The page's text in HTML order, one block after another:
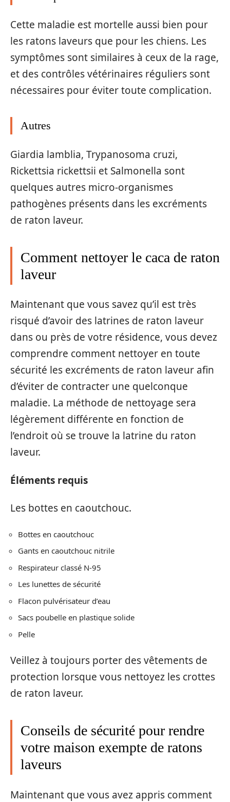
Cette maladie est mortelle aussi bien pour
les ratons laveurs que pour les chiens. Les
symptômes sont similaires à ceux de la rage,
et des contrôles vétérinaires réguliers sont
nécessaires pour éviter toute complication.
Autres
Giardia lamblia, Trypanosoma cruzi,
Rickettsia rickettsii et Salmonella sont
quelques autres micro-organismes
pathogènes présents dans les excréments
de raton laveur.
Comment nettoyer le caca de raton
laveur
Maintenant que vous savez qu’il est très
risqué d’avoir des latrines de raton laveur
dans ou près de votre résidence, vous devez
comprendre comment nettoyer en toute
sécurité les excréments de raton laveur afin
d’éviter de contracter une quelconque
maladie. La méthode de nettoyage sera
légèrement différente en fonction de
l’endroit où se trouve la latrine du raton
laveur.
Éléments requis
Les bottes en caoutchouc.
Bottes en caoutchouc
Gants en caoutchouc nitrile
Respirateur classé N-95
Les lunettes de sécurité
Flacon pulvérisateur d’eau
Sacs poubelle en plastique solide
Pelle
Veillez à toujours porter des vêtements de
protection lorsque vous nettoyez les crottes
de raton laveur.
Conseils de sécurité pour rendre
votre maison exempte de ratons
laveurs
Maintenant que vous avez appris comment